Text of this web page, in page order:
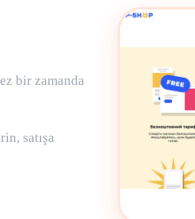
bir zamanda
satışa